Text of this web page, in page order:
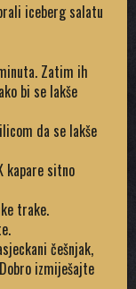
iceberg salatu
Zatim ih
bi se lakše
da se lakše
kapare sitno
trake.
češnjak,
izmiješajte